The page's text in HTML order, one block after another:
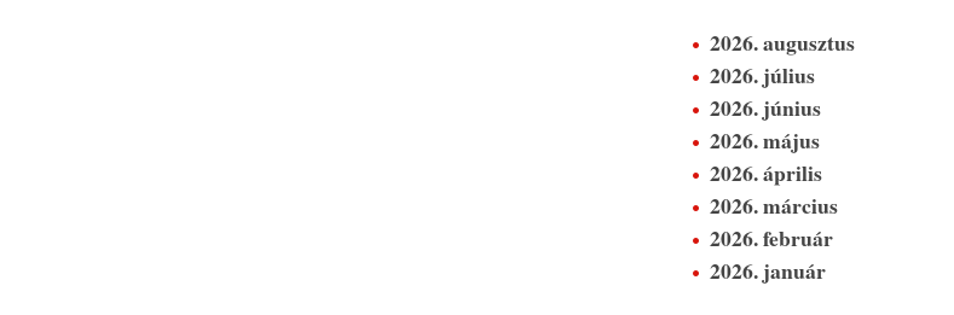
2026. augusztus
2026. július
2026. június
2026. május
2026. április
2026. március
2026. február
2026. január